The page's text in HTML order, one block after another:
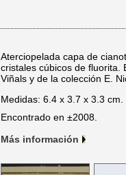
Aterciopelada capa de
cristales cúbicos de fluorita.
Viñals y de la colección E.
Medidas: 6.4 x 3.7 x 3.3 cm.
Encontrado en ±2008.
Más información